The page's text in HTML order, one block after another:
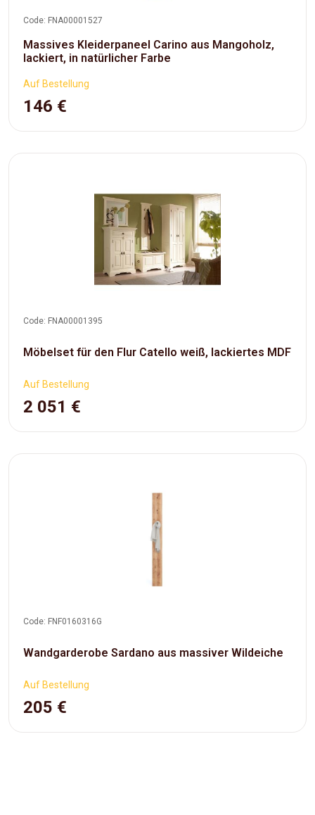
Code: FNA00001527
Massives Kleiderpaneel Carino aus Mangoholz,
lackiert, in natürlicher Farbe
Auf Bestellung
146 €
Code: FNA00001395
Möbelset für den Flur Catello weiß, lackiertes MDF
Auf Bestellung
2 051 €
Code: FNF0160316G
Wandgarderobe Sardano aus massiver Wildeiche
Auf Bestellung
205 €